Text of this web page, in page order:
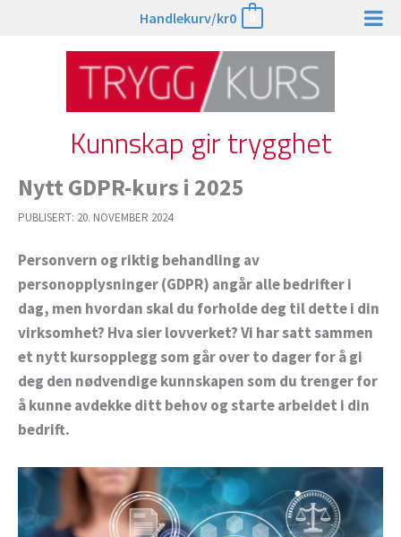
Handlekurv/kr0
Kunnskap gir trygghet
Nytt GDPR-kurs i 2025
PUBLISERT: 20. NOVEMBER 2024
Personvern og riktig behandling av
personopplysninger (GDPR) angår alle bedrifter i
dag, men hvordan skal du forholde deg til dette i din
virksomhet? Hva sier lovverket? Vi har satt sammen
et nytt kursopplegg som går over to dager for å gi
deg den nødvendige kunnskapen som du trenger for
å kunne avdekke ditt behov og starte arbeidet i din
bedrift.